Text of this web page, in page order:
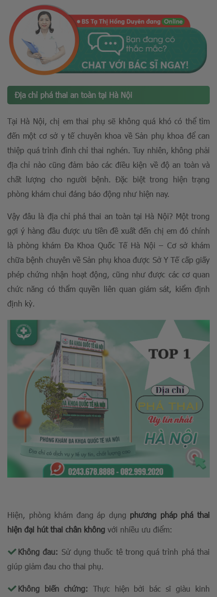
Địa chỉ phá thai an toàn tại Hà Nội
Tại Hà Nội, chị em thai phụ sẽ không quá khó có thể tìm
đến một cơ sở y tế chuyên khoa về Sản phụ khoa để can
thiệp quá trình đình chỉ thai nghén. Tuy nhiên, không phải
địa chỉ nào cũng đảm bảo các điều kiện về độ an toàn và
chất lượng cho người bệnh. Đặc biệt trong hiện trạng
phòng khám chui đáng báo động như hiện nay.
Vậy đâu là địa chỉ phá thai an toàn tại Hà Nội? Một trong
gợi ý hàng đầu được ưu tiền đề xuất đến chị em đó chính
là phòng khám Đa Khoa Quốc Tế Hà Nội – Cơ sở khám
chữa bệnh chuyên về Sản phụ khoa được Sở Y Tế cấp giấy
phép chứng nhận hoạt động, cũng như được các cơ quan
chức năng có thẩm quyền liên quan giám sát, kiểm định
định kỳ.
Hiện, phòng khám đang áp dụng phương pháp phá thai
hiện đại hút thai chân không với nhiều ưu điểm:
Không đau: Sử dụng thuốc tê trong quá trình phá thai
giúp giảm đau cho thai phụ.
Không biến chứng: Thực hiện bởi bác sĩ giàu kinh